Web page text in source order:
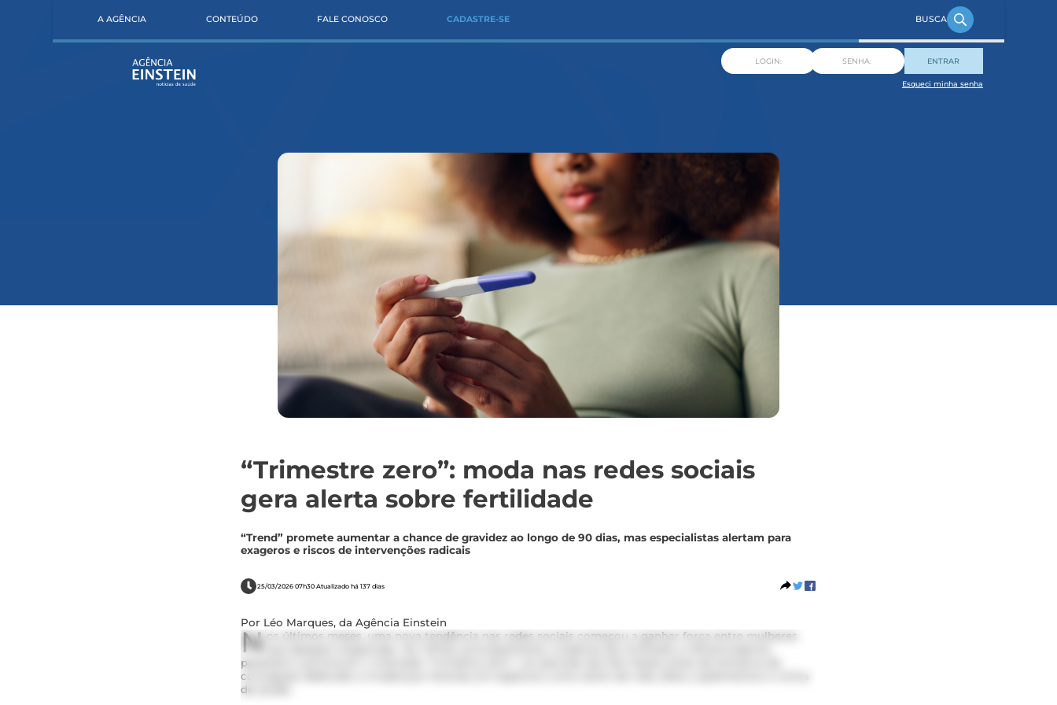
A AGÊNCIA CONTEÚDO FALE CONOSCO CADASTRE-SE
ENTRAR
Esqueci minha senha
“Trimestre zero”: moda nas redes sociais
gera alerta sobre fertilidade
“Trend” promete aumentar a chance de gravidez ao longo de 90 dias, mas especialistas alertam para
exageros e riscos de intervenções radicais
25/03/2026 07h30 Atualizado há 137 dias
Por Léo Marques, da Agência Einstein
N os últimos meses, uma nova tendência nas redes sociais começou a ganhar força entre mulheres
passaram a promover o chamado “trimestre zero”, um período de três meses antes da tentativa de
concepção dedicado a mudanças intensas em aspectos como estilo de vida, dieta, suplementos e rotina
de saúde.